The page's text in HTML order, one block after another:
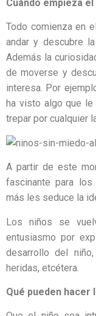
Cuándo empieza
Todo comienza en
andar y descubre
Además la
de moverse y
interesa. Por
ha visto algo que
trepar por cualquier
A partir de este
fascinante para los
más les seduce la
Los niños se
entusiasmo por
desarrollo del
heridas, etcétera.
Qué pueden